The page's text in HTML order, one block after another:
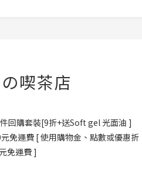
喫茶店
回購套裝[9折+送Soft gel 光面油 ]
免運費 [ 使用購物金、點數或優惠折
免運費 ]